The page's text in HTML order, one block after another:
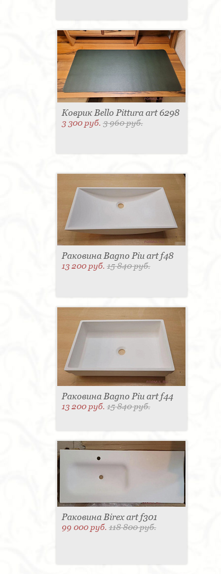
Коврик Bello Pittura art 6298
3 300 руб.3 960 руб.
Раковина Bagno Piu art f48
13 200 руб.15 840 руб.
Раковина Bagno Piu art f44
13 200 руб.15 840 руб.
Раковина Birex art f301
99 000 руб.118 800 руб.